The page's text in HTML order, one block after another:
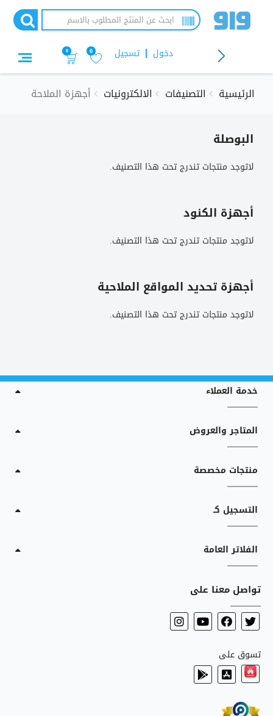
تسجيل دخول 0
0
الرئيسية التصنيفات الالكترونيات أجهزة الملاحة
البوصلة
لاتوجد منتجات تندرج تحت هذا التصنيف.
أجهزة الكنود
لاتوجد منتجات تندرج تحت هذا التصنيف.
أجهزة تحديد المواقع الملاحية
لاتوجد منتجات تندرج تحت هذا التصنيف.
خدمة العملاء
المتاجر والعروض
منتجات مخصصة
التسجيل كـ
الفلاتر العامة
تواصل معنا على
تسوق على